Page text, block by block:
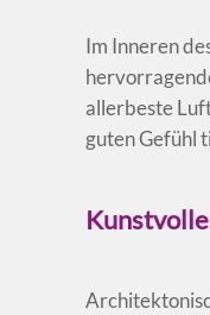
Im Inneren
allerbeste
guten Gefühl